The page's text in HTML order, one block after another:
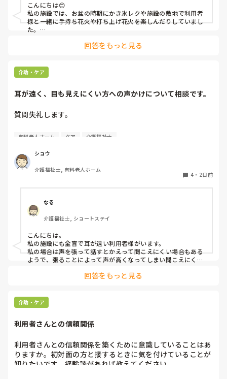
こんにちは😊
私の施設では、お盆の時期にかき氷レクや施設の敷地で利用者
様と一緒に手持ち花火や打ち上げ花火を楽しんだりしていまし
た。
利用者様にとっても良い経験にもなりますね！
回答をもっと見る
介助・ケア
耳が遠く、目も見えにくい方への声かけについて相談です。
質問失礼します。
耳が遠く、目もあまり見えていない利用者様への声かけにつ
現在、私は「大きな声で、ゆっくり耳元でお話しする」とい
う方法で対応しています。
聞き取れると安心していただける方なので何とか理解しても
かり、痛めてしまうことがあります。
みなさんの職場で、このような方と関わる際に工夫している
ことや、喉に負担をかけずに意思疎通ができる良い方法など
があればぜひ教えていただきたいです。
よろしくお願いします。
有料老人ホーム ケア 介護福祉士
ショウ
介護福祉士, 有料老人ホーム
4 ・ 2日前
なる
介護福祉士, ショートステイ
こんにちは。
私の施設にも全盲で耳が遠い利用者様がいます。
私の場合は声を張って話すとかえって聞こえにくい場合もある
ようで、張ることによって声が高くなってしまい聞こえにくい
回答をもっと見る
介助・ケア
利用者さんとの信頼関係
利用者さんとの信頼関係を築くために意識していることはあ
りますか。初対面の方と接するときに気を付けていることが
知りたいです。経験談があれば教えてください。